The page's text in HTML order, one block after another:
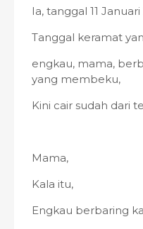
Ia, tanggal 11 Januari
Tanggal keramat
engkau, mama,
yang membeku,
Kini cair sudah dari
Mama,
Kala itu,
Engkau berbaring